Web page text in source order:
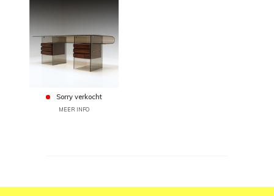
Sorry verkocht
MEER INFO